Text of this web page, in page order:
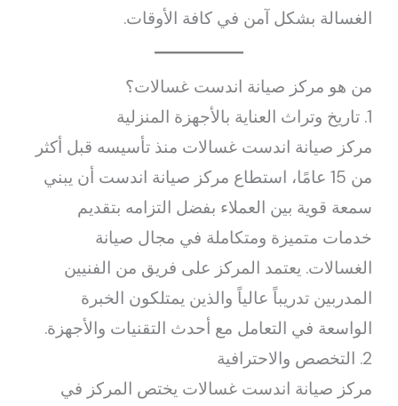
الغسالة بشكل آمن في كافة الأوقات.
من هو مركز صيانة اندست غسالات؟
1. تاريخ وتراث العناية بالأجهزة المنزلية
مركز صيانة اندست غسالات منذ تأسيسه قبل أكثر
من 15 عامًا، استطاع مركز صيانة اندست أن يبني
سمعة قوية بين العملاء بفضل التزامه بتقديم
خدمات متميزة ومتكاملة في مجال صيانة
الغسالات. يعتمد المركز على فريق من الفنيين
المدربين تدريباً عالياً والذين يمتلكون الخبرة
الواسعة في التعامل مع أحدث التقنيات والأجهزة.
2. التخصص والاحترافية
مركز صيانة اندست غسالات يختص المركز في